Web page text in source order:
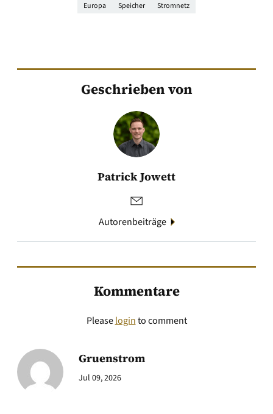
Europa Speicher Stromnetz
Geschrieben von
Patrick Jowett
Autorenbeiträge
Kommentare
Pleaseloginto comment
Gruenstrom
Jul 09, 2026